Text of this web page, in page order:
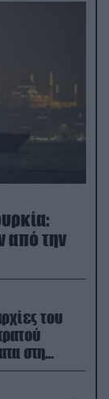
από την
του
στη